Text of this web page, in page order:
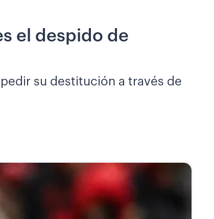
el despido de
su destitución a través de